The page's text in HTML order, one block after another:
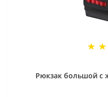
Рюкзак большой с